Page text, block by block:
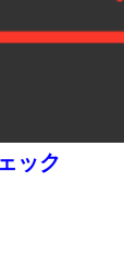
ック